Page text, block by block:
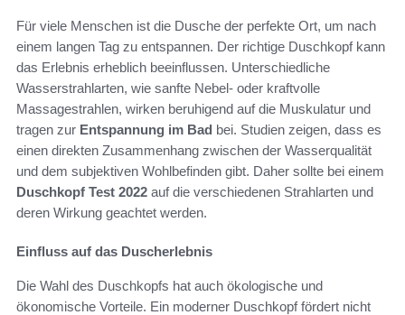
Für viele Menschen ist die Dusche der perfekte Ort, um nach
einem langen Tag zu entspannen. Der richtige Duschkopf kann
das Erlebnis erheblich beeinflussen. Unterschiedliche
Wasserstrahlarten, wie sanfte Nebel- oder kraftvolle
Massagestrahlen, wirken beruhigend auf die Muskulatur und
tragen zur Entspannung im Bad bei. Studien zeigen, dass es
einen direkten Zusammenhang zwischen der Wasserqualität
und dem subjektiven Wohlbefinden gibt. Daher sollte bei einem
Duschkopf Test 2022 auf die verschiedenen Strahlarten und
deren Wirkung geachtet werden.
Einfluss auf das Duscherlebnis
Die Wahl des Duschkopfs hat auch ökologische und
ökonomische Vorteile. Ein moderner Duschkopf fördert nicht